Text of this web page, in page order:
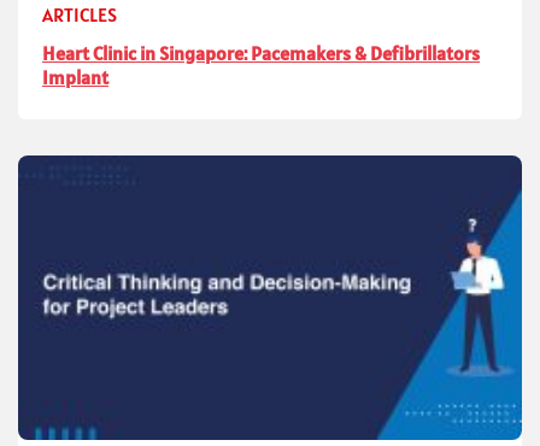
ARTICLES
Heart Clinic in Singapore: Pacemakers & Defibrillators
Implant